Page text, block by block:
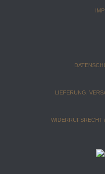
LIEFERUNG,
WIDERRUFSRECHT